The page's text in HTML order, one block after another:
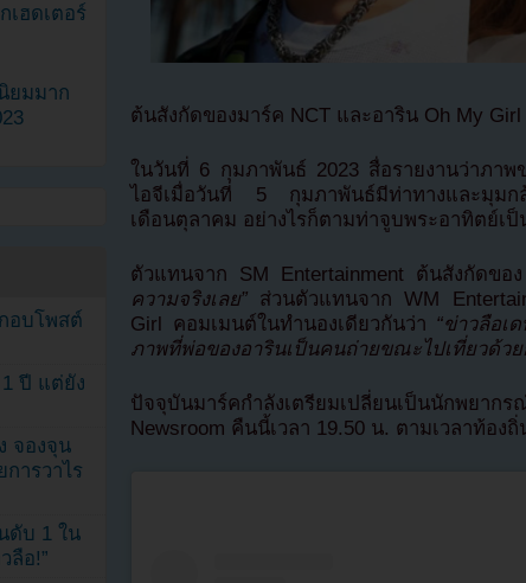
ต้นสังกัดของมาร์ค NCT และอาริน Oh My
ในวันที่ 6 กุมภาพันธ์ 2023 สื่อรายงานว่าภาพ
ไอจีเมื่อวันที่ 5 กุมภาพันธ์มีท่าทางและมุมก
เดือนตุลาคม อย่างไรก็ตามท่าจูบพระอาทิตย์เป็
ตัวแทนจาก SM Entertainment ต้นสังกัดขอ
ความจริงเลย” ส่วนตัวแทนจาก WM
Girl คอมเมนต์ในทำนองเดียวกันว่า “ข่าวลือเ
ภาพที่พ่อของอารินเป็นคนถ่ายขณะไปเที่ยวด้ว
ปัจจุบันมาร์คกำลังเตรียมเปลี่ยนเป็นนัก
Newsroom คืนนี้เวลา 19.50 น. ตามเวลาท้องถิ่
ฮดเตอร์
ยมมาก
อบโพสต์
ปี แต่ยัง
จองจุน
ารวาไร
ดับ 1 ใน
ลือ!”